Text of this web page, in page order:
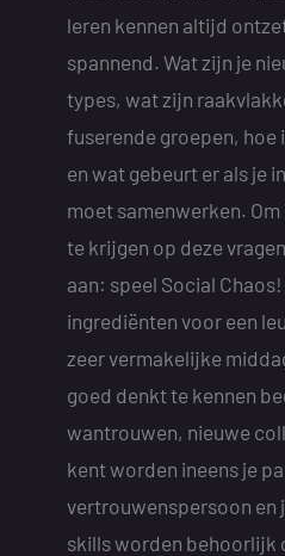
leren kennen altijd
spannend. Wat zijn je
types, wat zijn
fuserende groepen, hoe
en wat gebeurt er als je
moet samenwerken.
te krijgen op deze
aan: speel Social
ingrediënten voor een
zeer vermakelijke
goed denkt te kennen
wantrouwen, nieuwe
kent worden ineens je
vertrouwenspersoon en
skills worden behoorlijk